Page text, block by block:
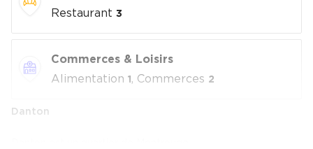
Restaurant 3
Commerces & Loisirs
Alimentation 1 , Commerces 2
Danton